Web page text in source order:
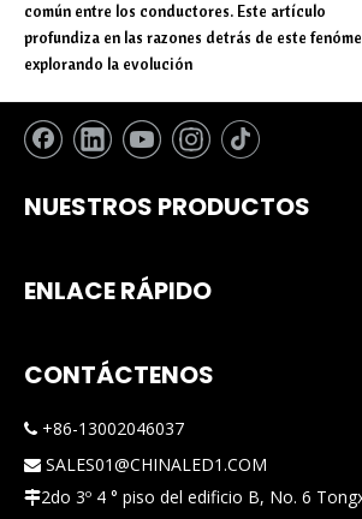
común entre los conductores. Este artículo
profundiza en las razones detrás de este
explorando la evolución
NUESTROS PRODUCTOS
ENLACE RÁPIDO
CONTÁCTENOS
 +86-13002046037
 SALES01@CHINALED1.COM
2do 3º 4 ° piso del edificio B, No. 6